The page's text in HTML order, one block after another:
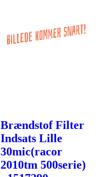
Brændstof Filter
Indsats Lille
30mic(racor
2010tm 500serie)